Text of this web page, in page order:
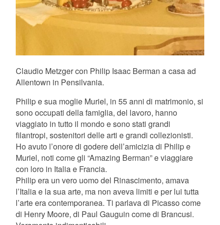
Claudio Metzger con Philip Isaac Berman a casa ad
Allentown in Pensilvania.
Philip e sua moglie Muriel, in 55 anni di matrimonio, si
sono occupati della famiglia, del lavoro, hanno
viaggiato in tutto il mondo e sono stati grandi
filantropi, sostenitori delle arti e grandi collezionisti.
Ho avuto l’onore di godere dell’amicizia di Philip e
Muriel, noti come gli “Amazing Berman” e viaggiare
con loro in Italia e Francia.
Philip era un vero uomo del Rinascimento, amava
l’Italia e la sua arte, ma non aveva limiti e per lui tutta
l’arte era contemporanea. Ti parlava di Picasso come
di Henry Moore, di Paul Gauguin come di Brancusi.